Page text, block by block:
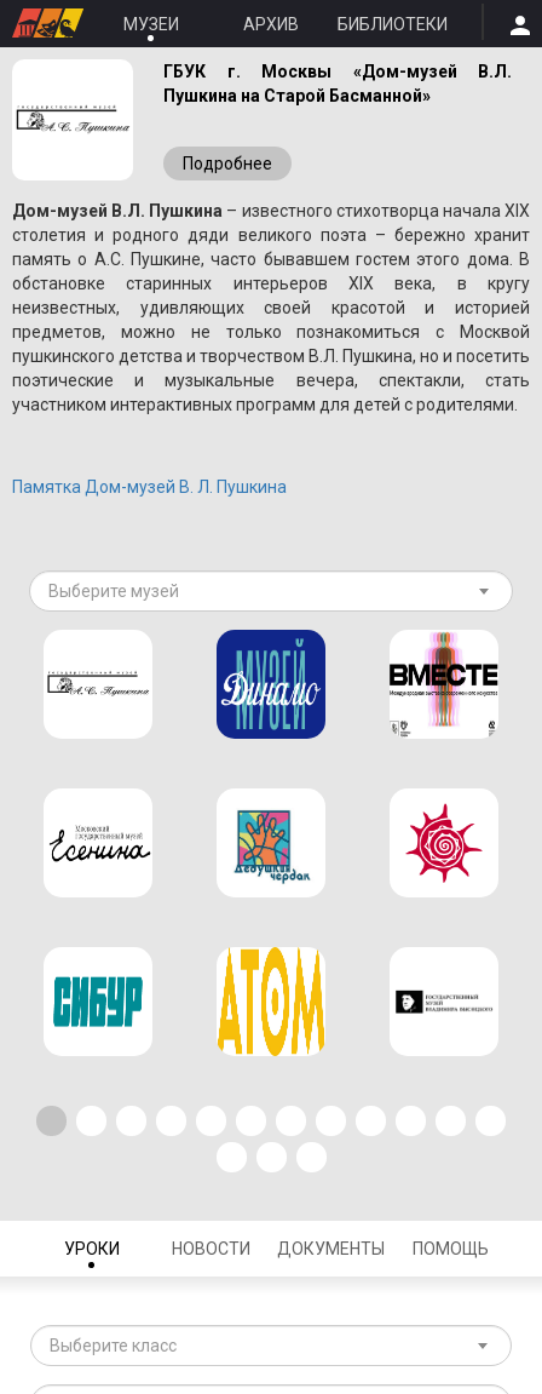
МУЗЕИ АРХИВ БИБЛИОТЕКИ
ГБУК г. Москвы «Дом-музей В.Л.
Пушкина на Старой Басманной»
Подробнее
Дом-музей В.Л. Пушкина – известного стихотворца начала XIX
столетия и родного дяди великого поэта – бережно хранит
память о A.С. Пушкине, часто бывавшем гостем этого дома. В
обстановке старинных интерьеров XIX века, в кругу
неизвестных, удивляющих своей красотой и историей
предметов, можно не только познакомиться с Москвой
пушкинского детства и творчеством В.Л. Пушкина, но и посетить
поэтические и музыкальные вечера, спектакли, стать
участником интерактивных программ для детей с родителями.
Памятка Дом-музей В. Л. Пушкина
Выберите музей
УРОКИ НОВОСТИ ДОКУМЕНТЫ ПОМОЩЬ
Выберите класс